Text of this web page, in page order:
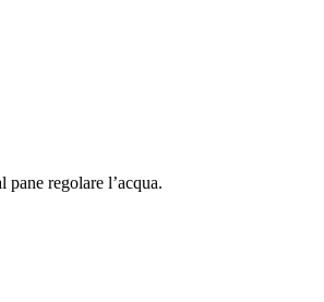
regolare l’acqua.